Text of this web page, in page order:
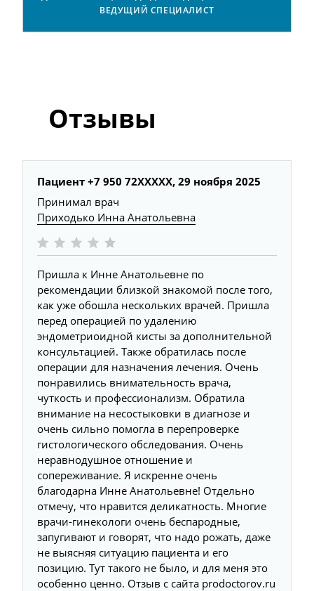
ВЕДУЩИЙ СПЕЦИАЛИСТ
Отзывы
Пациент +7 950 72XXXXX, 29 ноября 2025
Принимал врач
Приходько Инна Анатольевна
Пришла к Инне Анатольевне по
рекомендации близкой знакомой после того,
как уже обошла нескольких врачей. Пришла
перед операцией по удалению
эндометриоидной кисты за дополнительной
консультацией. Также обратилась после
операции для назначения лечения. Очень
понравились внимательность врача,
чуткость и профессионализм. Обратила
внимание на несостыковки в диагнозе и
очень сильно помогла в перепроверке
гистологического обследования. Очень
неравнодушное отношение и
сопереживание. Я искренне очень
благодарна Инне Анатольевне! Отдельно
отмечу, что нравится деликатность. Многие
врачи-гинекологи очень беспародные,
запугивают и говорят, что надо рожать, даже
не выясняя ситуацию пациента и его
позицию. Тут такого не было, и для меня это
особенно ценно. Отзыв с сайта prodoctorov.ru